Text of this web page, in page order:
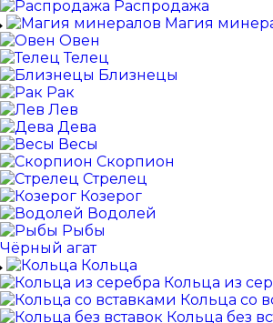
Распродажа
Магия
Овен
Телец
Близнецы
Рак
Лев
Дева
Весы
Скорпион
Стрелец
Козерог
Водолей
Рыбы
Чёрный агат
Кольца
Кольца из
Кольца со
Кольца без